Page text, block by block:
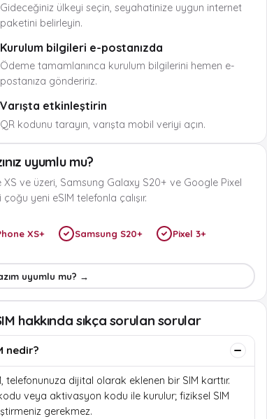
Gideceğiniz ülkeyi seçin, seyahatinize uygun internet
paketini belirleyin.
Kurulum bilgileri e-postanızda
Ödeme tamamlanınca kurulum bilgilerini hemen e-
postanıza göndeririz.
Varışta etkinleştirin
QR kodunu tarayın, varışta mobil veriyi açın.
uyumlu mu?
XS ve üzeri, Samsung Galaxy S20+ ve Google Pixel
yeni eSIM telefonla çalışır.
XS+ Samsung S20+ Pixel 3+
uyumlu mu? →
hakkında sıkça sorulan sorular
nedir?
telefonunuza dijital olarak eklenen bir SIM karttır.
veya aktivasyon kodu ile kurulur; fiziksel SIM
gerekmez.